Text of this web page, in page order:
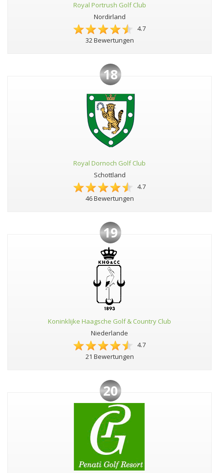
Royal Portrush Golf Club
Nordirland
4.7
32 Bewertungen
18
Royal Dornoch Golf Club
Schottland
4.7
46 Bewertungen
19
Koninklijke Haagsche Golf & Country Club
Niederlande
4.7
21 Bewertungen
20